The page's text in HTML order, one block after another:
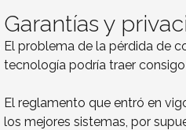
Garantías y
El problema de la pérdida de
tecnología podría traer consigo
El reglamento que entró en
los mejores sistemas, por